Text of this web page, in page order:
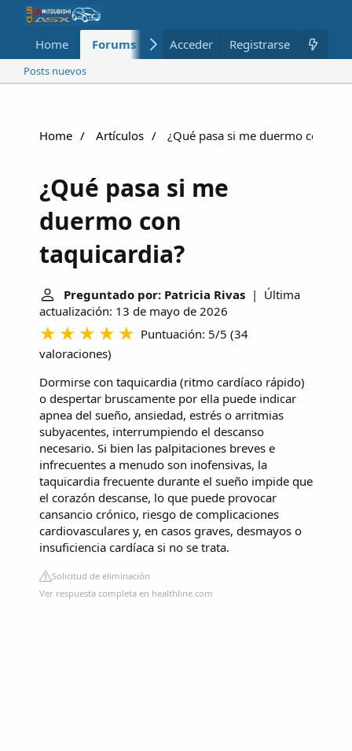
Home Forums Nuevo Miembros
Acceder Registrarse
Posts nuevos
Home Artículos ¿Qué pasa si me duermo con
¿Qué pasa si me
duermo con
taquicardia?
Preguntado por: Patricia Rivas | Última
actualización: 13 de mayo de 2026
Puntuación: 5/5 (34
valoraciones)
Dormirse con taquicardia (ritmo cardíaco rápido)
o despertar bruscamente por ella puede indicar
apnea del sueño, ansiedad, estrés o arritmias
subyacentes, interrumpiendo el descanso
necesario. Si bien las palpitaciones breves e
infrecuentes a menudo son inofensivas, la
taquicardia frecuente durante el sueño impide que
el corazón descanse, lo que puede provocar
cansancio crónico, riesgo de complicaciones
cardiovasculares y, en casos graves, desmayos o
insuficiencia cardíaca si no se trata.
Solicitud de eliminación
Ver respuesta completa en healthline.com